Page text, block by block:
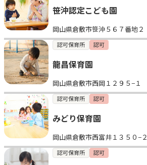
笹沖認定こども園
岡山県倉敷市笹沖５６７番地２
認可保育所 認可
龍昌保育園
岡山県倉敷市西岡１２９５−１
認可保育所 認可
みどり保育園
岡山県倉敷市西富井１３５０−２
認可保育所 認可